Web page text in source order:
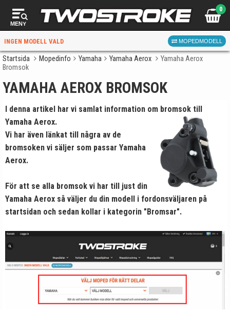
MENY
0
INGEN MODELL VALD MOPEDMODELL
VÄLJ MOPED FÖR RÄTT DELAR
När du valt kommer butiken visa delar för vald moped
och universella produkter.
Startsida Mopedinfo Yamaha Yamaha Aerox
Yamaha Aerox
Bromsok
YAMAHA AEROX BROMSOK
I denna artikel har vi samlat information om bromsok till
Yamaha Aerox.
Vi har även länkat till några av de
bromsoken vi säljer som passar Yamaha
Aerox.
För att se alla bromsok vi har till just din
Yamaha Aerox så väljer du din modell i fordonsväljaren på
startsidan och sedan kollar i kategorin "Bromsar".